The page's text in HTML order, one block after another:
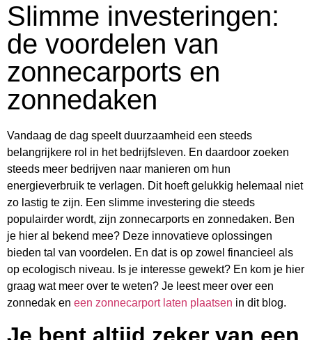
Slimme investeringen:
de voordelen van
zonnecarports en
zonnedaken
Vandaag de dag speelt duurzaamheid een steeds
belangrijkere rol in het bedrijfsleven. En daardoor zoeken
steeds meer bedrijven naar manieren om hun
energieverbruik te verlagen. Dit hoeft gelukkig helemaal niet
zo lastig te zijn. Een slimme investering die steeds
populairder wordt, zijn zonnecarports en zonnedaken. Ben
je hier al bekend mee? Deze innovatieve oplossingen
bieden tal van voordelen. En dat is op zowel financieel als
op ecologisch niveau. Is je interesse gewekt? En kom je hier
graag wat meer over te weten? Je leest meer over een
zonnedak en een zonnecarport laten plaatsen in dit blog.